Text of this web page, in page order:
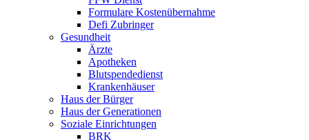
Formulare Kostenübernahme
Defi Zubringer
Gesundheit
Ärzte
Apotheken
Blutspendedienst
Krankenhäuser
Haus der Bürger
Haus der Generationen
Soziale Einrichtungen
BRK